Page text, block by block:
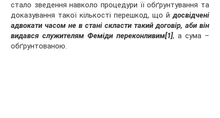
стало зведення навколо процедури її обґрунтування та
доказування такої кількості перешкод, що йдосвідчені
адвокати часом не в стані скласти такий договір, аби він
видався служителям Феміди переконливим[1], а сума –
обґрунтованою.